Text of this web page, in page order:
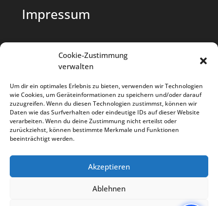
Cookie-Zustimmung
verwalten
Um dir ein optimales Erlebnis zu bieten, verwenden wir Technologien
wie Cookies, um Geräteinformationen zu speichern und/oder darauf
zuzugreifen. Wenn du diesen Technologien zustimmst, können wir
Daten wie das Surfverhalten oder eindeutige IDs auf dieser Website
verarbeiten. Wenn du deine Zustimmung nicht erteilst oder
zurückziehst, können bestimmte Merkmale und Funktionen
beeinträchtigt werden.
Akzeptieren
Ablehnen
Impressum
Datenschutz
Cookie-Richtlinie
Buris Bar Spielfreunde
Kontakt
Impressum